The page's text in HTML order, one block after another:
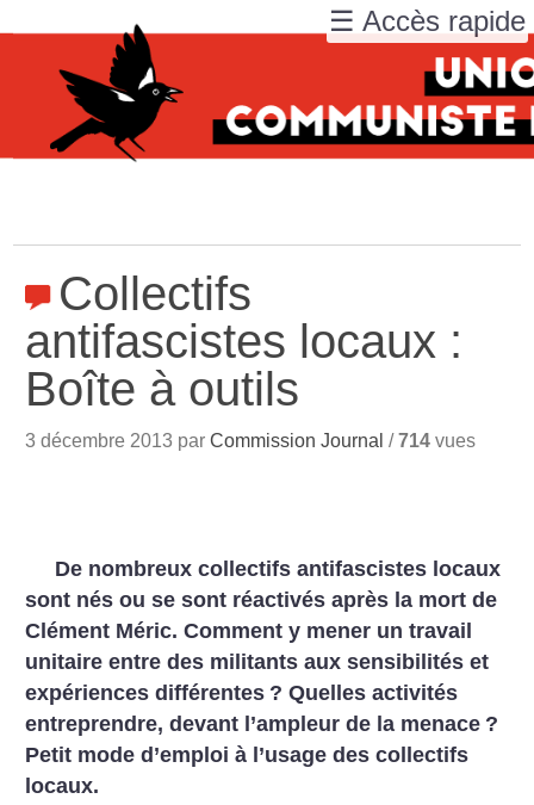
Collectifs
antifascistes locaux :
Boîte à outils
3 décembre 2013 parCommission Journal /714 vues
De nombreux collectifs antifascistes locaux
sont nés ou se sont réactivés après la mort de
Clément Méric. Comment y mener un travail
unitaire entre des militants aux sensibilités et
expériences différentes ? Quelles activités
entreprendre, devant l’ampleur de la menace ?
Petit mode d’emploi à l’usage des collectifs
locaux.
☰ Accès rapide